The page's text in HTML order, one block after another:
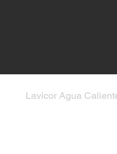
Lavicor Agua